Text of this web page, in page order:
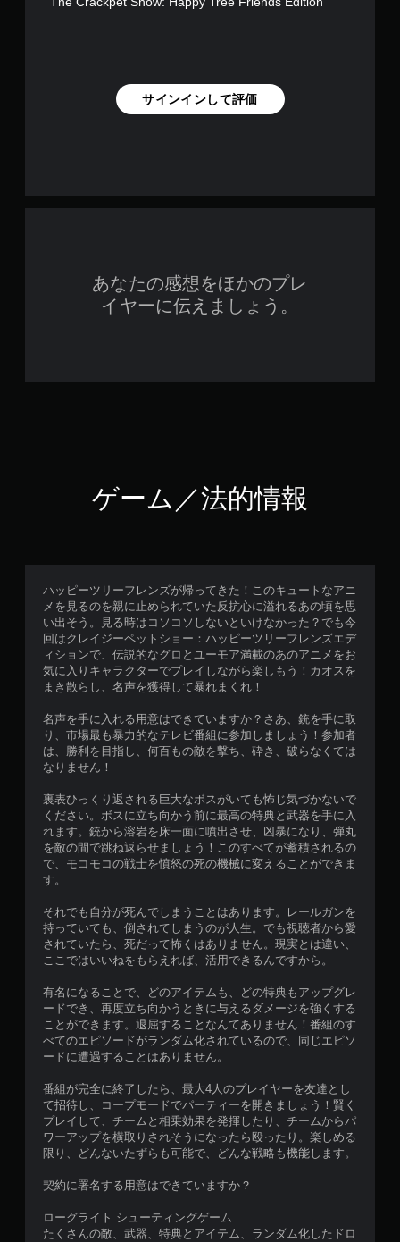
サインインして評価
あなたの感想をほかのプレ
イヤーに伝えましょう。
ゲーム／法的情報
ハッピーツリーフレンズが帰ってきた！このキュートなアニ
メを見るのを親に止められていた反抗心に溢れるあの頃を思
い出そう。見る時はコソコソしないといけなかった？でも今
回はクレイジーペットショー：ハッピーツリーフレンズエデ
ィションで、伝説的なグロとユーモア満載のあのアニメをお
気に入りキャラクターでプレイしながら楽しもう！カオスを
まき散らし、名声を獲得して暴れまくれ！
名声を手に入れる用意はできていますか？さあ、銃を手に取
り、市場最も暴力的なテレビ番組に参加しましょう！参加者
は、勝利を目指し、何百もの敵を撃ち、砕き、破らなくては
なりません！
裏表ひっくり返される巨大なボスがいても怖じ気づかないで
ください。ボスに立ち向かう前に最高の特典と武器を手に入
れます。銃から溶岩を床一面に噴出させ、凶暴になり、弾丸
を敵の間で跳ね返らせましょう！このすべてが蓄積されるの
で、モコモコの戦士を憤怒の死の機械に変えることができま
す。
それでも自分が死んでしまうことはあります。レールガンを
持っていても、倒されてしまうのが人生。でも視聴者から愛
されていたら、死だって怖くはありません。現実とは違い、
ここではいいねをもらえれば、活用できるんですから。
有名になることで、どのアイテムも、どの特典もアップグレ
ードでき、再度立ち向かうときに与えるダメージを強くする
ことができます。退屈することなんてありません！番組のす
べてのエピソードがランダム化されているので、同じエピソ
ードに遭遇することはありません。
番組が完全に終了したら、最大4人のプレイヤーを友達とし
て招待し、コープモードでパーティーを開きましょう！賢く
プレイして、チームと相乗効果を発揮したり、チームからパ
ワーアップを横取りされそうになったら殴ったり。楽しめる
限り、どんないたずらも可能で、どんな戦略も機能します。
契約に署名する用意はできていますか？
ローグライト シューティングゲーム
たくさんの敵、武器、特典とアイテム、ランダム化したドロ